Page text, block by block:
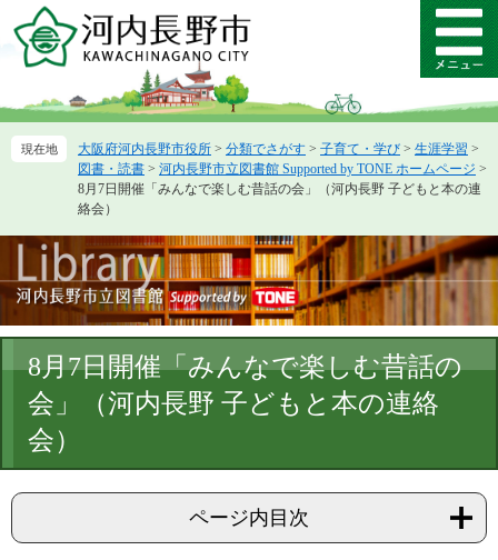
ー
先
ニ
を
メ
ニ
ー
大阪府河内長野市役所 > 分類でさがす > 子育て・学び > 生涯学習 >
図書・読書 > 河内長野市立図書館 Supported by TONE ホームページ >
8月7日開催「みんなで楽しむ昔話の会」（河内長野 子どもと本の連
絡会）
文
8月7日開催「みんなで楽しむ昔話の
会」（河内長野 子どもと本の連絡
会）
ページ内目次